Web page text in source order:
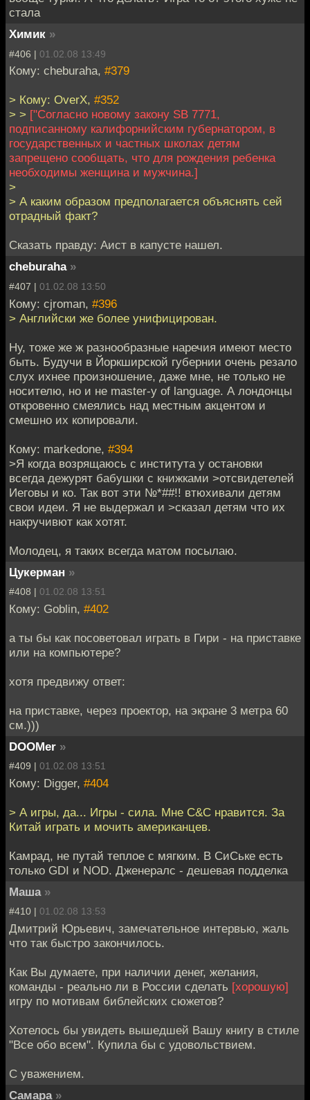
стала
Химик »
#406 | 01.02.08 13:49
Кому: cheburaha, #379
> Кому: OverX, #352
> > ["Согласно новому закону SB 7771,
подписанному калифорнийским губернатором, в
государственных и частных школах детям
запрещено сообщать, что для рождения ребенка
необходимы женщина и мужчина.]
>
> А каким образом предполагается объяснять сей
отрадный факт?
Сказать правду: Аист в капусте нашел.
cheburaha »
#407 | 01.02.08 13:50
Кому: cjroman, #396
> Английски же более унифицирован.
Ну, тоже же ж разнообразные наречия имеют место
быть. Будучи в Йоркширской губернии очень резало
слух ихнее произношение, даже мне, не только не
носителю, но и не master-у of language. А лондонцы
откровенно смеялись над местным акцентом и
смешно их копировали.
Кому: markedone, #394
>Я когда возрящаюсь с института у остановки
всегда дежурят бабушки с книжками >отсвидетелей
Иеговы и ко. Так вот эти №*##!! втюхивали детям
свои идеи. Я не выдержал и >сказал детям что их
накручивют как хотят.
Молодец, я таких всегда матом посылаю.
Цукерман »
#408 | 01.02.08 13:51
Кому: Goblin, #402
а ты бы как посоветовал играть в Гири - на приставке
или на компьютере?
хотя предвижу ответ:
на приставке, через проектор, на экране 3 метра 60
см.)))
DOOMer »
#409 | 01.02.08 13:51
Кому: Digger, #404
> А игры, да... Игры - сила. Мне C&C нравится. За
Китай играть и мочить американцев.
Камрад, не путай теплое с мягким. В СиСьке есть
только GDI и NOD. Дженералс - дешевая подделка
Маша »
#410 | 01.02.08 13:53
Дмитрий Юрьевич, замечательное интервью, жаль
что так быстро закончилось.
Как Вы думаете, при наличии денег, желания,
команды - реально ли в России сделать [хорошую]
игру по мотивам библейских сюжетов?
Хотелось бы увидеть вышедшей Вашу книгу в стиле
"Все обо всем". Купила бы с удовольствием.
С уважением.
Самара »